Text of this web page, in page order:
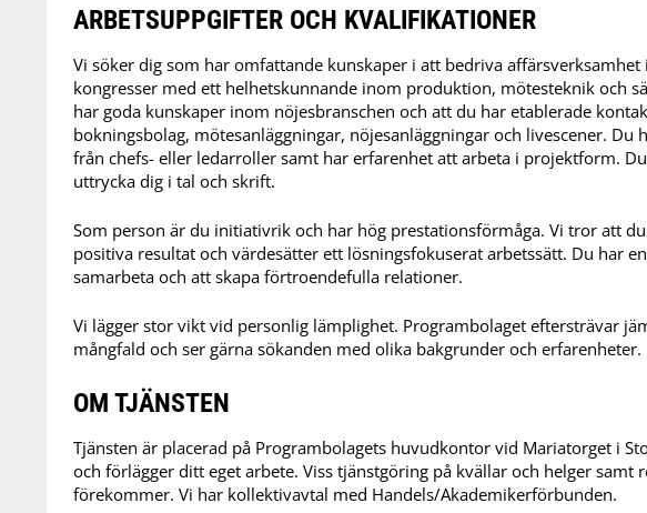
ARBETSUPPGIFTER OCH KVALIFIKATIONER
Vi söker dig som har omfattande kunskaper i att bedriva affärsverksamhet
kongresser med ett helhetskunnande inom produktion, mötesteknik och
har goda kunskaper inom nöjesbranschen och att du har etablerade
bokningsbolag, mötesanläggningar, nöjesanläggningar och livescener. Du
från chefs- eller ledarroller samt har erfarenhet att arbeta i projektform.
uttrycka dig i tal och skrift.
Som person är du initiativrik och har hög prestationsförmåga. Vi tror att
positiva resultat och värdesätter ett lösningsfokuserat arbetssätt. Du har
samarbeta och att skapa förtroendefulla relationer.
Vi lägger stor vikt vid personlig lämplighet. Programbolaget eftersträvar
mångfald och ser gärna sökanden med olika bakgrunder och erfarenheter.
OM TJÄNSTEN
Tjänsten är placerad på Programbolagets huvudkontor vid Mariatorget i
och förlägger ditt eget arbete. Viss tjänstgöring på kvällar och helger samt
förekommer. Vi har kollektivavtal med Handels/Akademikerförbunden.